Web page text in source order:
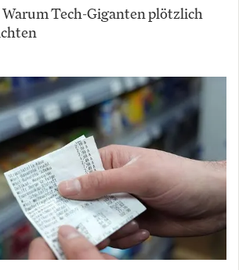
Tech-Giganten plötzlich